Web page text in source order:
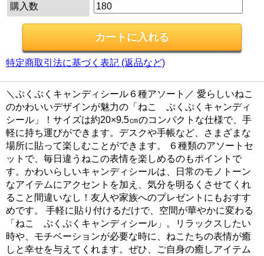
購入数
特定商取引法に基づく表記 (返品など)
＼ぷくぷくキャンディシール６種アソート／ 愛らしいねこ
のかわいいデザインが魅力の「ねこ ぷくぷくキャンディ
シール」！サイズは約20×9.5㎝のコンパクトな仕様で、手
軽に持ち運びができます。デスクや手帳など、さまざまな
場所に貼って楽しむことができます。 ６種類のアソートセ
ットで、毎日違うねこの表情を楽しめるのもポイントで
す。かわいらしいキャンディシールは、日常のモノトーン
なアイテムにアクセントを加え、気分を明るくさせてくれ
ること間違いなし！友人や家族へのプレゼントにもおすす
めです。 手軽に貼り付けるだけで、空間が華やかに変わる
「ねこ ぷくぷくキャンディシール」。リラックスしたい
時や、モチベーションが必要な時に、ねこたちの表情が癒
しと幸せを与えてくれます。ぜひ、ご自身の癒しアイテム